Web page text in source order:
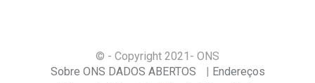
© - Copyright 2021 - ONS
Sobre ONS DADOS ABERTOS
Endereços